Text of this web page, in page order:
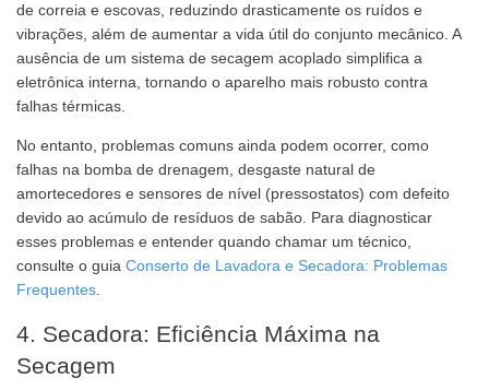
de correia e escovas, reduzindo drasticamente os ruídos e
vibrações, além de aumentar a vida útil do conjunto mecânico. A
ausência de um sistema de secagem acoplado simplifica a
eletrônica interna, tornando o aparelho mais robusto contra
falhas térmicas.
No entanto, problemas comuns ainda podem ocorrer, como
falhas na bomba de drenagem, desgaste natural de
amortecedores e sensores de nível (pressostatos) com defeito
devido ao acúmulo de resíduos de sabão. Para diagnosticar
esses problemas e entender quando chamar um técnico,
consulte o guia Conserto de Lavadora e Secadora: Problemas
Frequentes.
4. Secadora: Eficiência Máxima na
Secagem